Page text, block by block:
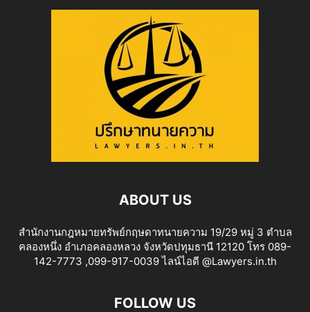
ABOUT US
สำนักงานกฎหมายทรัพย์กฤษดาทนายความ 19/29 หมู่ 3 ตำบล
คลองหนึ่ง อำเภอคลองหลวง จังหวัดปทุมธานี 12120 โทร 089-
142-7773 ,099-917-0039 ไลน์ไอดี @Lawyers.in.th
FOLLOW US